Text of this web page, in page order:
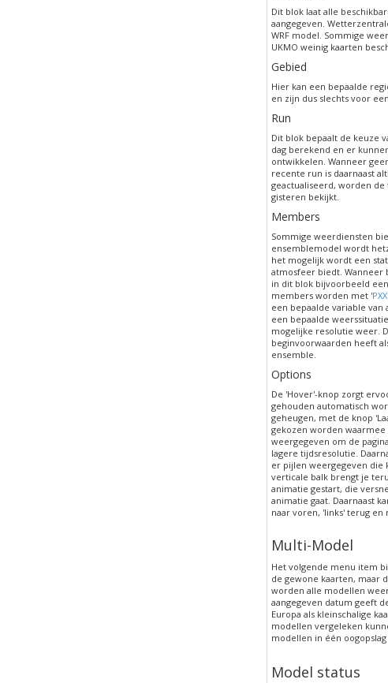
Dit blok laat alle
aangegeven.
WRF model. Sommige
UKMO weinig kaarten
Gebied
Hier kan een bepaalde
en zijn dus slechts voor
Run
Dit blok bepaalt de keuze
dag berekend en er
ontwikkelen. Wanneer
recente run is daarnaast
geactualiseerd, worden
gisteren bekijkt.
Members
Sommige weerdiensten
ensemblemodel wordt
het mogelijk wordt een
atmosfeer biedt. Wanneer
in dit blok bijvoorbeeld
members worden met 'PXX
een bepaalde variable
een bepaalde
mogelijke resolutie weer.
beginvoorwaarden heeft
ensemble.
Options
De 'Hover'-knop zorgt
gehouden automatisch
geheugen, met de knop
gekozen worden
weergegeven om de
lagere tijdsresolutie.
er pijlen weergegeven die
verticale balk brengt je
animatie gestart, die
animatie gaat. Daarnaast
naar voren, 'links' terug
Multi-Model
Het volgende menu item
de gewone kaarten, maar
worden alle modellen
aangegeven datum geeft
Europa als kleinschalige
modellen vergeleken
modellen in één
Model status